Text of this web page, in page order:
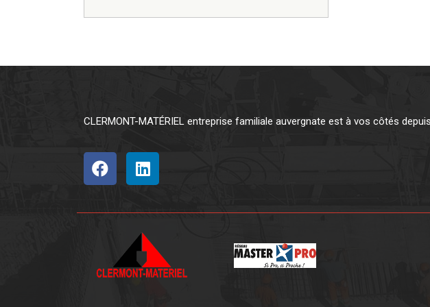
CLERMONT-MATÉRIEL entreprise familiale auvergnate est à vos côtés